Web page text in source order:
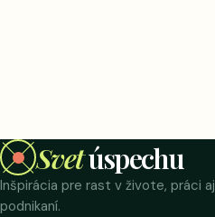
Svetúspechu
Inšpirácia pre rast v živote, práci aj
podnikaní.